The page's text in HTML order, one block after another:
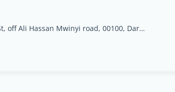
6th Floor Jangid Plaza Chabruma St, off Ali Hassan Mwinyi road, 00100, Dar es Salaam